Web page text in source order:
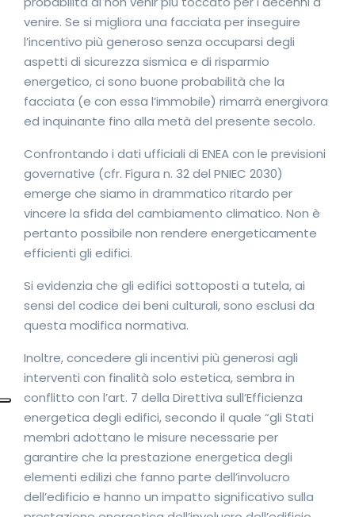
venire. Se si migliora una facciata per inseguire
l’incentivo più generoso senza occuparsi degli
aspetti di sicurezza sismica e di risparmio
energetico, ci sono buone probabilità che la
facciata (e con essa l’immobile) rimarrà energivora
ed inquinante fino alla metà del presente secolo.
Confrontando i dati ufficiali di ENEA con le previsioni
governative (cfr. Figura n. 32 del PNIEC 2030)
emerge che siamo in drammatico ritardo per
vincere la sfida del cambiamento climatico. Non è
pertanto possibile non rendere energeticamente
efficienti gli edifici.
Si evidenzia che gli edifici sottoposti a tutela, ai
sensi del codice dei beni culturali, sono esclusi da
questa modifica normativa.
Inoltre, concedere gli incentivi più generosi agli
interventi con finalità solo estetica, sembra in
conflitto con l’art. 7 della Direttiva sull’Efficienza
energetica degli edifici, secondo il quale “gli Stati
membri adottano le misure necessarie per
garantire che la prestazione energetica degli
elementi edilizi che fanno parte dell’involucro
dell’edificio e hanno un impatto significativo sulla